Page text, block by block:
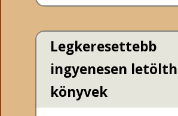
Legkeresettebb
ingyenesen
könyvek